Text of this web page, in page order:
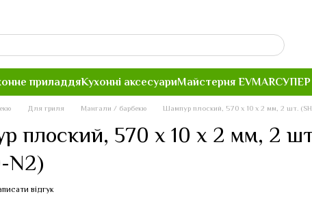
приладдяКухонні аксесуариМайстерня EVMARСУПЕР
Для гриля Мангали / барбекю Шампур плоский, 570 х 10 х 2 мм, 2 шт.
плоский, 570 х 10 х 2 мм, 2
N2)
відгук